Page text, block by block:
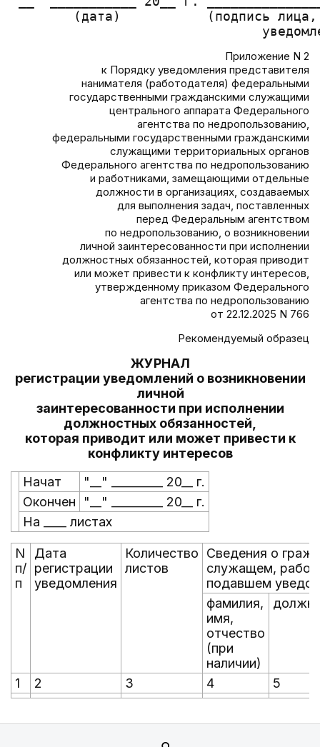
(дата)           (подпись
Приложение N 2
к Порядку уведомления представителя
нанимателя (работодателя) федеральными
государственными гражданскими служащими
центрального аппарата Федерального
агентства по недропользованию,
федеральными государственными гражданскими
служащими территориальных органов
Федерального агентства по недропользованию
и работниками, замещающими отдельные
должности в организациях, создаваемых
для выполнения задач, поставленных
перед Федеральным агентством
по недропользованию, о возникновении
личной заинтересованности при исполнении
должностных обязанностей, которая приводит
или может привести к конфликту интересов,
утвержденному приказом Федерального
агентства по недропользованию
от 22.12.2025 N 766
Рекомендуемый образец
ЖУРНАЛ
регистрации уведомлений о возникновении
личной
заинтересованности при исполнении
должностных обязанностей,
которая приводит или может привести к
конфликту интересов
Начат
"__" _________ 20__ г.
Окончен
"__" _________ 20__ г.
На ____ листах
N
п/
п
Дата
регистрации
уведомления
Количество
листов
Сведения о
служащем,
подавшем
фамилия,
имя,
отчество
(при
наличии)
1 2 3 4 5